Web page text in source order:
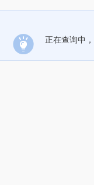
正在查询中